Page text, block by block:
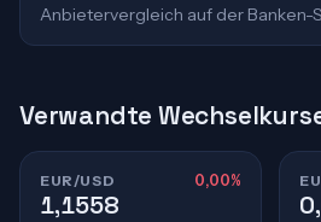
Anbietervergleich auf der Banken-
Verwandte
EUR/USD 0,00%
1,1558